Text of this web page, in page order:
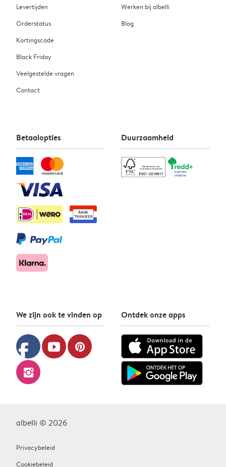
Levertijden
Orderstatus
Kortingscode
Black Friday
Veelgestelde vragen
Contact
Werken bij albelli
Blog
Betaalopties Duurzaamheid
We zijn ook te vinden op
facebook youtube pinterest
instagram
Ontdek onze apps
albelli © 2026
Privacybeleid
Cookiebeleid